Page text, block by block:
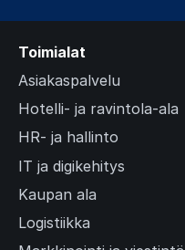
Toimialat
Asiakaspalvelu
Hotelli- ja ravintola-ala
HR- ja hallinto
IT ja digikehitys
Kaupan ala
Logistiikka